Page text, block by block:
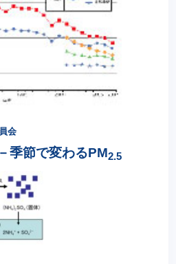
会
季節で変わるPM2.5